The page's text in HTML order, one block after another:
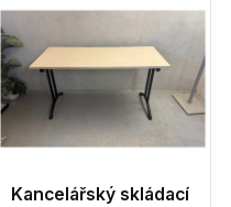
Kancelářský skládací